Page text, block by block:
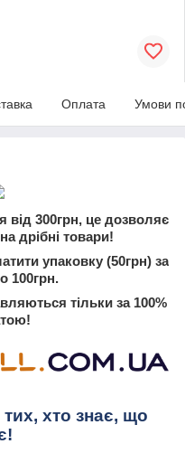
Оплата Умови
від 300грн, це дозволяє
дрібні товари!
упаковку (50грн) за
100грн.
тільки за 100%
тих, хто знає, що